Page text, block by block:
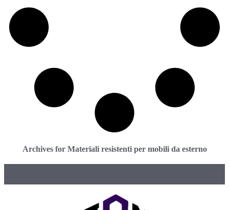
Archives for Materiali resistenti per mobili da esterno